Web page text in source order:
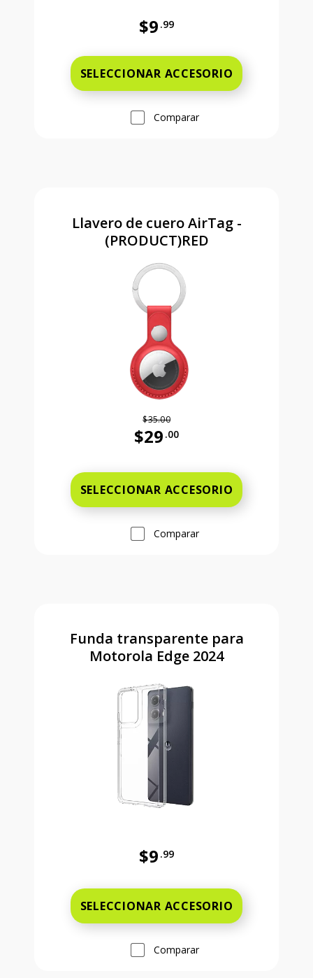
$9 .99
SELECCIONAR ACCESORIO
Comparar
Llavero de cuero AirTag -
(PRODUCT)RED
$35.00
$29 .00
SELECCIONAR ACCESORIO
Comparar
Funda transparente para
Motorola Edge 2024
$9 .99
SELECCIONAR ACCESORIO
Comparar